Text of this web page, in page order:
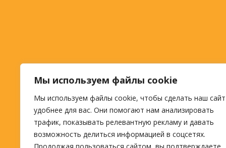
Мы используем файлы cookie
Мы используем файлы cookie, чтобы сделать наш сайт
удобнее для вас. Они помогают нам анализировать
трафик, показывать релевантную рекламу и давать
возможность делиться информацией в соцсетях.